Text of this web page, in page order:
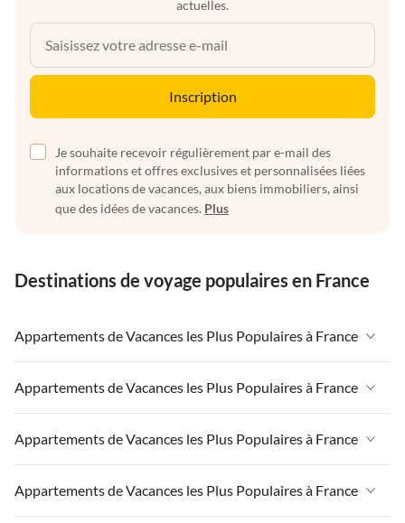
actuelles.
Inscription
Je souhaite recevoir régulièrement par e-mail des
informations et offres exclusives et personnalisées liées
aux locations de vacances, aux biens immobiliers, ainsi
que des idées de vacances. Plus
Destinations de voyage populaires en France
Appartements de Vacances les Plus Populaires à France
Appartements de Vacances à France
Appartements de Vacances à Paris-Ile de France
Appartements de Vacances à Paris
Appartements de Vacances à Côte atlantique
Appartements de Vacances les Plus Populaires à France
Appartements de Vacances à France
Appartements de Vacances à Paris-Ile de France
Appartements de Vacances à Paris
Appartements de Vacances les Plus Populaires à France
Appartements de Vacances à France
Appartements de Vacances à Paris-Ile de France
Appartements de Vacances les Plus Populaires à France